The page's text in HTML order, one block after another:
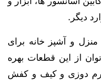
دیگر.
و آشپز خانه برای
از این قطعات بهره
چرم دوزی و کیف و کفش